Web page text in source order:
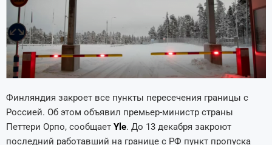
Финляндия закроет все пункты пересечения границы с
Россией. Об этом объявил премьер-министр страны
Петтери Орпо, сообщает Yle. До 13 декабря закроют
последний работавший на границе с РФ пункт пропуска